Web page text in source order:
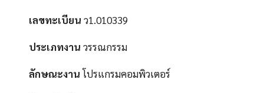
เลขทะเบียนว1.010339
ประเภทงานวรรณกรรม
ลักษณะงานโปรแกรมคอมพิวเตอร์